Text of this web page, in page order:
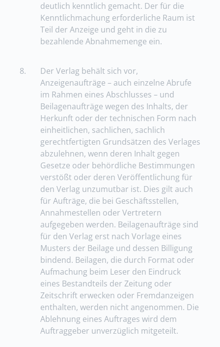
deutlich kenntlich gemacht. Der für die
Kenntlichmachung erforderliche Raum ist
Teil der Anzeige und geht in die zu
bezahlende Abnahmemenge ein.
8.
Der Verlag behält sich vor,
Anzeigenaufträge – auch einzelne Abrufe
im Rahmen eines Abschlusses – und
Beilagenaufträge wegen des Inhalts, der
Herkunft oder der technischen Form nach
einheitlichen, sachlichen, sachlich
gerechtfertigten Grundsätzen des Verlages
abzulehnen, wenn deren Inhalt gegen
Gesetze oder behördliche Bestimmungen
verstößt oder deren Veröffentlichung für
den Verlag unzumutbar ist. Dies gilt auch
für Aufträge, die bei Geschäftsstellen,
Annahmestellen oder Vertretern
aufgegeben werden. Beilagenaufträge sind
für den Verlag erst nach Vorlage eines
Musters der Beilage und dessen Billigung
bindend. Beilagen, die durch Format oder
Aufmachung beim Leser den Eindruck
eines Bestandteils der Zeitung oder
Zeitschrift erwecken oder Fremdanzeigen
enthalten, werden nicht angenommen. Die
Ablehnung eines Auftrages wird dem
Auftraggeber unverzüglich mitgeteilt.